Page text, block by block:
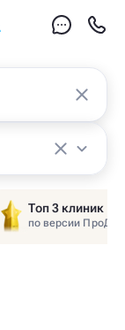
Топ 3 клиник
по версии